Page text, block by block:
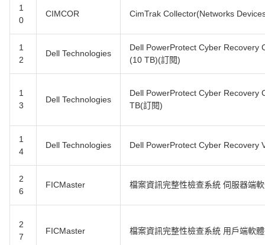
1
0
CIMCOR CimTrak Collector(Networks
1
2
Dell Technologies
Dell PowerProtect Cyber Recovery
(10 TB)(訂閱)
1
3
Dell Technologies
Dell PowerProtect Cyber Recovery
TB(訂閱)
1
4
Dell Technologies Dell PowerProtect Cyber Recovery
2
6
FICMaster 檔案資訊完整性檢查系統 伺服器端
2
7
FICMaster 檔案資訊完整性檢查系統 用戶端軟